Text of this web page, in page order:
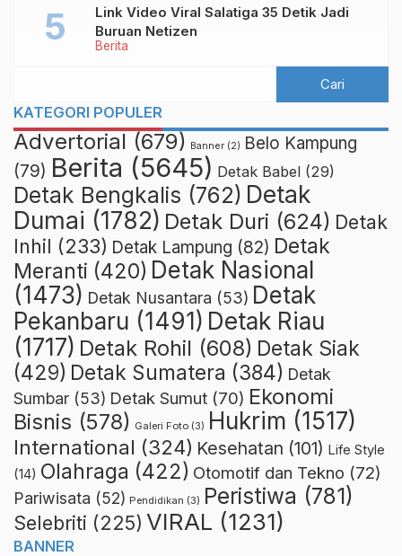
Berita
Link Video Viral Salatiga 35 Detik Jadi
Buruan Netizen
KATEGORI POPULER
Advertorial (679) Banner (2) Belo Kampung
(79) Berita (5645) Detak Babel (29)
Detak Bengkalis (762) Detak
Dumai (1782) Detak Duri (624) Detak
Inhil (233) Detak Lampung (82) Detak
Meranti (420) Detak Nasional
(1473) Detak Nusantara (53) Detak
Pekanbaru (1491) Detak Riau
(1717) Detak Rohil (608) Detak Siak
(429) Detak Sumatera (384) Detak
Sumbar (53) Detak Sumut (70) Ekonomi
Bisnis (578) Galeri Foto (3) Hukrim (1517)
International (324) Kesehatan (101) Life Style
(14) Olahraga (422) Otomotif dan Tekno (72)
Pariwisata (52) Pendidikan (3) Peristiwa (781)
Selebriti (225) VIRAL (1231)
BANNER